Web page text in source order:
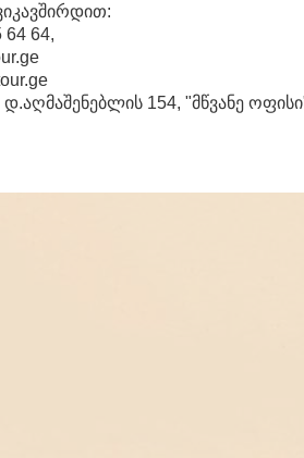
64 64,
154, "მწვანე